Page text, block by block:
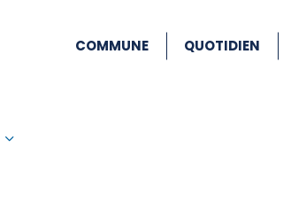
COMMUNE QUOTIDIEN